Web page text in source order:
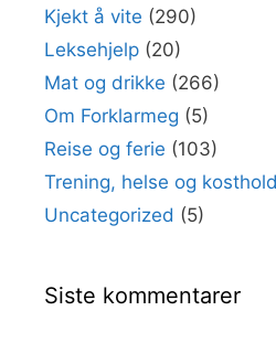
Kjekt å vite (290)
Leksehjelp (20)
Mat og drikke (266)
Om Forklarmeg (5)
Reise og ferie (103)
Trening, helse og kosthold
Uncategorized (5)
Siste kommentarer